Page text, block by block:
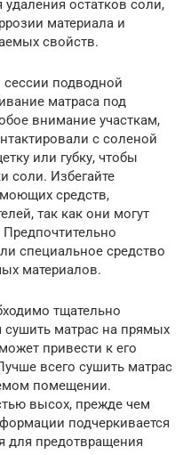
остатков соли,
материала и
свойств.
подводной
матраса под
внимание участкам,
с соленой
или губку, чтобы
соли. Избегайте
средств,
так как они могут
специальное средство
материалов.
тщательно
сушить матрас на прямых
привести к его
всего сушить матрас
помещении.
высох, прежде чем
подчеркивается
для предотвращения